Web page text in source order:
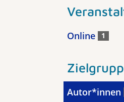
Online 1
Autor*innen